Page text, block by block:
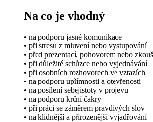
Na co je vhodný
• na podporu jasné komunikace
• při stresu z mluvení nebo vystupování
• před prezentací, pohovorem nebo
• při důležité schůzce nebo vyjednávání
• při osobních rozhovorech ve vztazích
• na podporu upřímnosti a otevřenosti
• na posílení sebejistoty v projevu
• na podporu krční čakry
• při práci se záměrem pravdivých slov
• na klidnější a přirozenější vyjadřování